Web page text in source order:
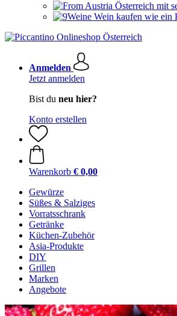
Österreich mit
Wein kaufen wie ein
Anmelden
Jetzt anmelden
Bist du neu hier?
Konto erstellen
Warenkorb € 0,00
Gewürze
Süßes & Salziges
Vorratsschrank
Getränke
Küchen-Zubehör
Asia-Produkte
DIY
Grillen
Marken
Angebote